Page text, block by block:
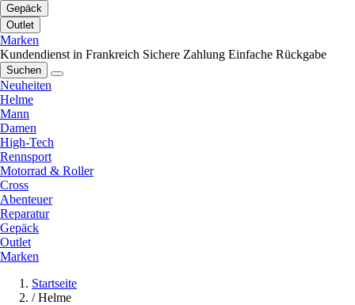
Gepäck
Outlet
Marken
Kundendienst in Frankreich Sichere Zahlung Einfache Rückgabe
Suchen
Neuheiten
Helme
Mann
Damen
High-Tech
Rennsport
Motorrad & Roller
Cross
Abenteuer
Reparatur
Gepäck
Outlet
Marken
Startseite
/ Helme